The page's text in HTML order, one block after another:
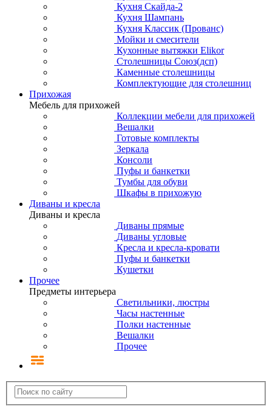
Кухня Скайда-2
Кухня Шампань
Кухня Классик (Прованс)
Мойки и смесители
Кухонные вытяжки Elikor
Столешницы Союз(дсп)
Каменные столешницы
Комплектующие для столешниц
Прихожая
Мебель для прихожей
Коллекции мебели для прихожей
Вешалки
Готовые комплекты
Зеркала
Консоли
Пуфы и банкетки
Тумбы для обуви
Шкафы в прихожую
Диваны и кресла
Диваны и кресла
Диваны прямые
Диваны угловые
Кресла и кресла-кровати
Пуфы и банкетки
Кушетки
Прочее
Предметы интерьера
Светильники, люстры
Часы настенные
Полки настенные
Вешалки
Прочее